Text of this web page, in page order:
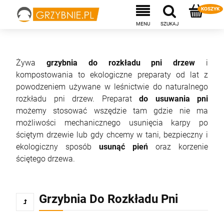
Żywa grzybnia do rozkładu pni drzew i
kompostowania to ekologiczne preparaty od lat z
powodzeniem używane w leśnictwie do naturalnego
rozkładu pni drzew. Preparat do usuwania pni
możemy stosować wszędzie tam gdzie nie ma
możliwości mechanicznego usunięcia karpy po
ściętym drzewie lub gdy chcemy w tani, bezpieczny i
ekologiczny sposób usunąć pień oraz korzenie
ściętego drzewa.
Grzybnia Do Rozkładu Pni